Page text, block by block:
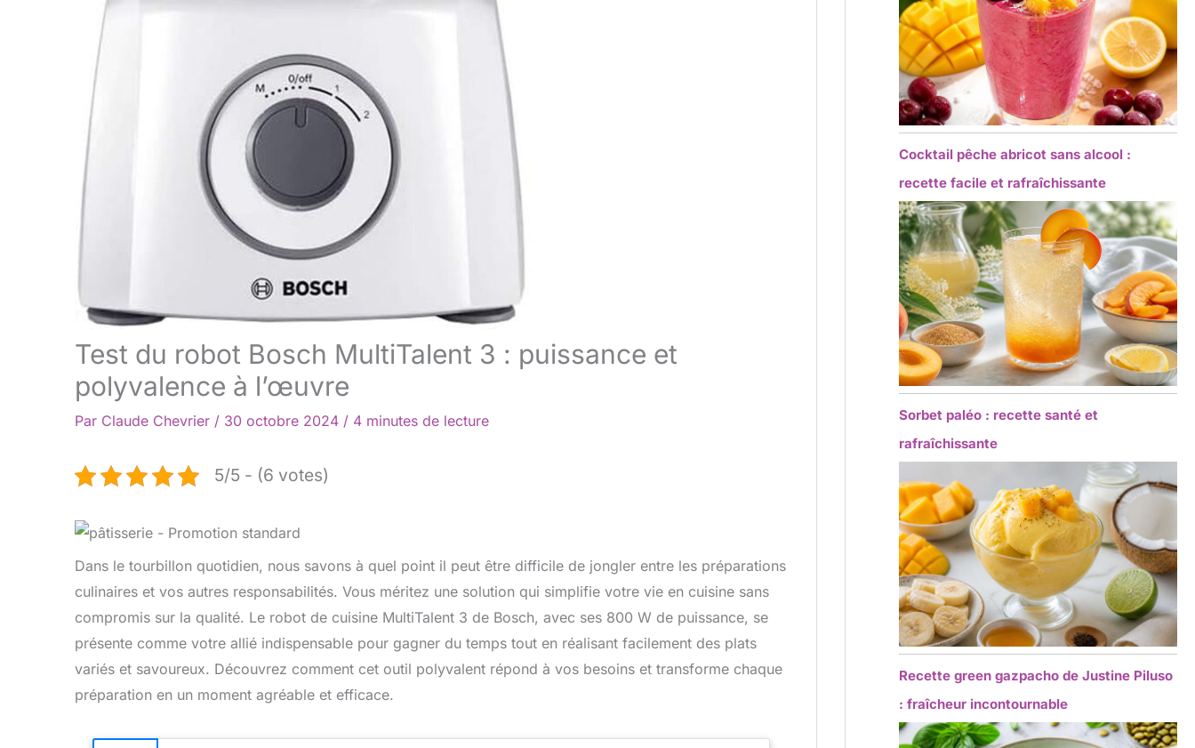
Test du robot Bosch MultiTalent 3 : puissance et
polyvalence à l’œuvre
Par Claude Chevrier / 30 octobre 2024 / 4 minutes de lecture
5/5 - (6 votes)
Dans le tourbillon quotidien, nous savons à quel point il peut être difficile de jongler entre les préparations
culinaires et vos autres responsabilités. Vous méritez une solution qui simplifie votre vie en cuisine sans
compromis sur la qualité. Le robot de cuisine MultiTalent 3 de Bosch, avec ses 800 W de puissance, se
présente comme votre allié indispensable pour gagner du temps tout en réalisant facilement des plats
variés et savoureux. Découvrez comment cet outil polyvalent répond à vos besoins et transforme chaque
préparation en un moment agréable et efficace.
Cocktail pêche abricot sans alcool :
recette facile et rafraîchissante
Sorbet paléo : recette santé et
rafraîchissante
Recette green gazpacho de Justine Piluso
: fraîcheur incontournable